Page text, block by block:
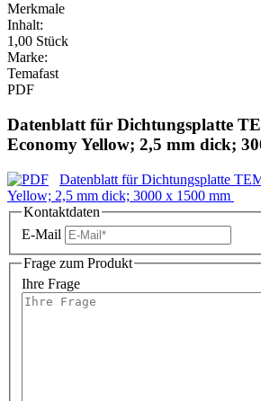
Merkmale
Inhalt:
1,00 Stück
Marke:
Temafast
PDF
Datenblatt für Dichtungsplatte
Economy Yellow; 2,5 mm dick;
Datenblatt für Dichtungsplatte
Yellow; 2,5 mm dick; 3000 x 1500 mm
Kontaktdaten
E-Mail
Frage zum Produkt
Ihre Frage